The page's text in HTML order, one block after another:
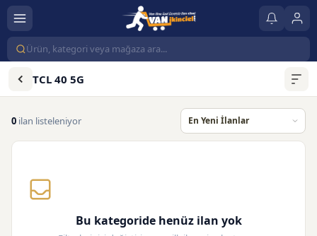
TCL 40 5G
0 ilan listeleniyor
Bu kategoride henüz ilan yok